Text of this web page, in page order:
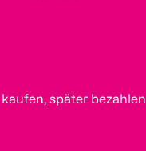
später bezahlen